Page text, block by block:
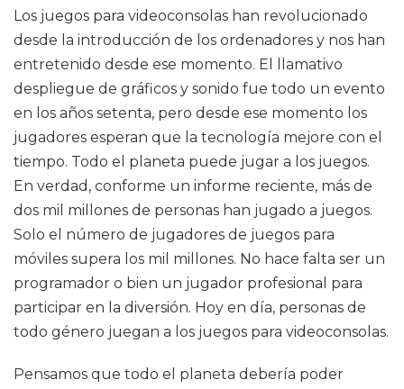
Los juegos para videoconsolas han revolucionado
desde la introducción de los ordenadores y nos han
entretenido desde ese momento. El llamativo
despliegue de gráficos y sonido fue todo un evento
en los años setenta, pero desde ese momento los
jugadores esperan que la tecnología mejore con el
tiempo. Todo el planeta puede jugar a los juegos.
En verdad, conforme un informe reciente, más de
dos mil millones de personas han jugado a juegos.
Solo el número de jugadores de juegos para
móviles supera los mil millones. No hace falta ser un
programador o bien un jugador profesional para
participar en la diversión. Hoy en día, personas de
todo género juegan a los juegos para videoconsolas.
Pensamos que todo el planeta debería poder